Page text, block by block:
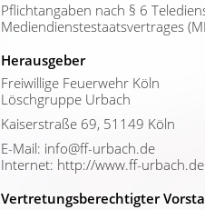
Pflichtangaben nach § 6
Mediendienstestaatsvertrages
Herausgeber
Freiwillige Feuerwehr Köln
Löschgruppe Urbach
Kaiserstraße 69, 51149 Köln
E-Mail: info@ff-urbach.de
Internet: http://www.ff-urbach.de
Vertretungsberechtigter